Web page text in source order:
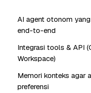
AI agent otonom
end-to-end
Integrasi tools & API
Workspace)
Memori konteks agar
preferensi